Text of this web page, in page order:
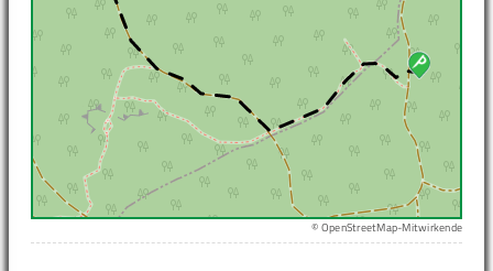
© OpenStreetMap-Mitwirkende